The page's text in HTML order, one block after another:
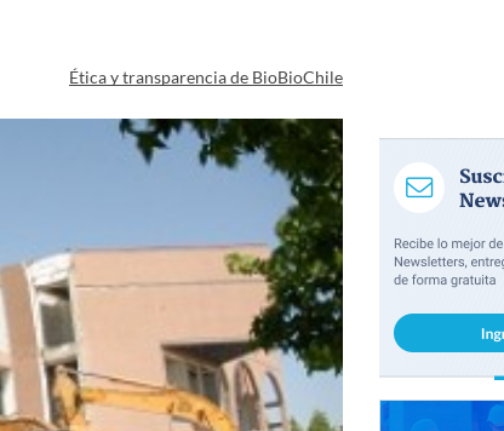
Ética y transparencia de BioBioChile